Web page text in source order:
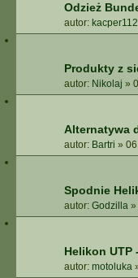
Odzież
autor: kacper112
Produkty z
autor: Nikolaj »
Alternatywa
autor: Bartri »
Spodnie
autor: Godzilla »
Helikon UTP
autor: motoluka